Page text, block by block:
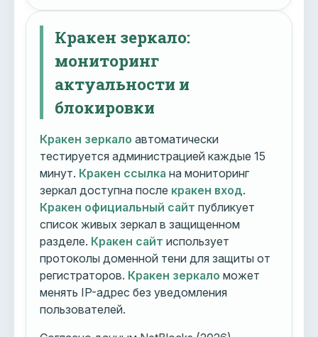
Кракен зеркало:
мониторинг
актуальности и
блокировки
Кракен зеркало автоматически
тестируется администрацией каждые 15
минут. Кракен ссылка на мониторинг
зеркал доступна после кракен вход.
Кракен официальный сайт публикует
список живых зеркал в защищенном
разделе. Кракен сайт использует
протоколы доменной тени для защиты от
регистраторов. Кракен зеркало может
менять IP-адрес без уведомления
пользователей.